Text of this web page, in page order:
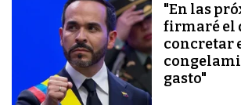
"En las
firmaré el
concretar
gasto"